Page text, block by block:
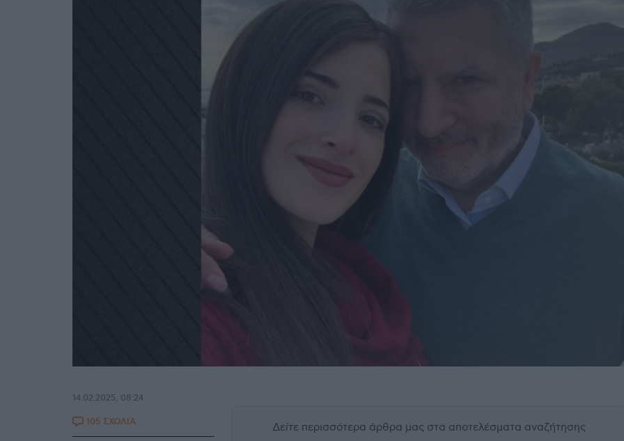
Δείτε περισσότερα άρθρα μας στα αποτελέσματα αναζήτησης
14.02.2025, 08:24
105 ΣΧΟΛΙΑ